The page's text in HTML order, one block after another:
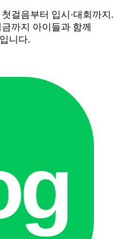
걸음부터 입시·대회까지.
까지 아이들과 함께
니다.